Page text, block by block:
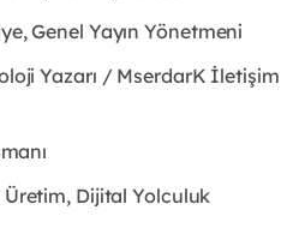
Genel Yayın Yönetmeni
Yazarı / MserdarK İletişim
Üretim, Dijital Yolculuk